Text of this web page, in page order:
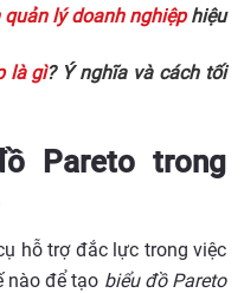
lý doanh nghiệphiệu
là gì? Ý nghĩa và cách tối
Pareto trong
hỗ trợ đắc lực trong việc
nào để tạo biểu đồ Pareto